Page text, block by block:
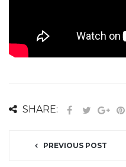
SHARE:
PREVIOUS POST